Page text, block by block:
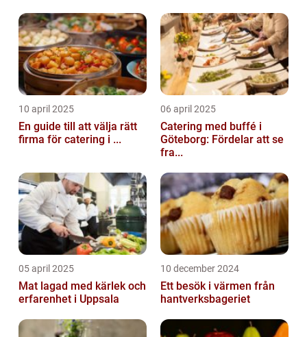
10 april 2025
En guide till att välja rätt
firma för catering i ...
06 april 2025
Catering med buffé i
Göteborg: Fördelar att se
fra...
05 april 2025
Mat lagad med kärlek och
erfarenhet i Uppsala
10 december 2024
Ett besök i värmen från
hantverksbageriet